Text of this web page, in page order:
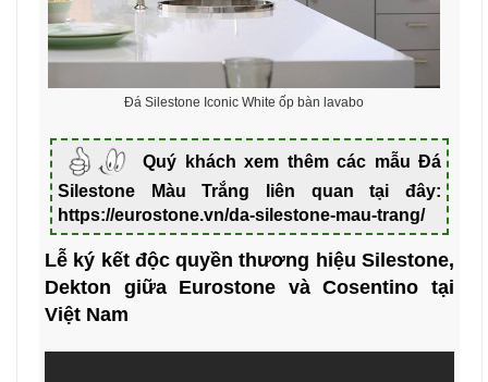
Đá Silestone Iconic White ốp bàn lavabo
Quý khách xem thêm các mẫu Đá
Silestone Màu Trắng liên quan tại đây:
https://eurostone.vn/da-silestone-mau-trang/
Lễ ký kết độc quyền thương hiệu Silestone,
Dekton giữa Eurostone và Cosentino tại
Việt Nam